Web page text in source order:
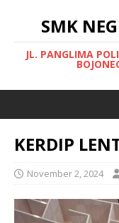
SMK
JL. PANGLIMA
KERDIP
November 2, 2024